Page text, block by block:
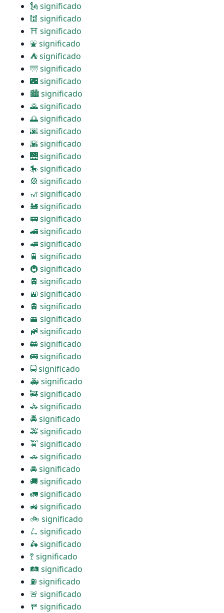
🗽 significado
🕍 significado
⛩ significado
⛲ significado
⛺ significado
🌁 significado
🌃 significado
🏙 significado
🌄 significado
🌅 significado
🌆 significado
🌇 significado
🌉 significado
🎠 significado
🎡 significado
🎢 significado
🚂 significado
🚃 significado
🚄 significado
🚅 significado
🚆 significado
🚇 significado
🚈 significado
🚉 significado
🚊 significado
🚝 significado
🚞 significado
🚋 significado
🚌 significado
🚍 significado
🚑 significado
🚒 significado
🚓 significado
🚔 significado
🚕 significado
🚖 significado
🚗 significado
🚘 significado
🚚 significado
🚛 significado
🚜 significado
🚲 significado
🛴 significado
🛵 significado
🚏 significado
🛤 significado
⛽ significado
🚨 significado
🚥 significado